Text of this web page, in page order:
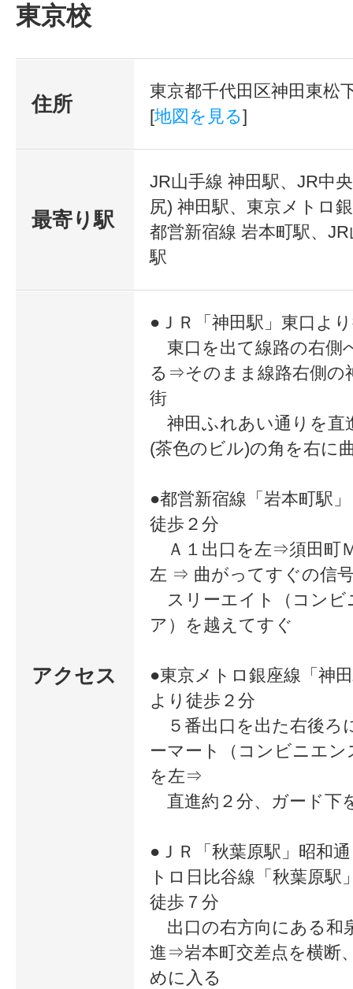
【まずはキャリ
たい！」そんな想
ぜひ本校の講座を
通信教育講座だけでも３００数以
わくドキドキするような「こうな
イメージできるはずです。
方や自営業の方はもちろん、休職
婦の方、定年退職した方など幅広
ただいております。「自分は場違
か･･･？」そんな不安は不要です！
実現を全力でサポートいたします
ンジしましょう！
<多くの方にお選びいただいてい
日本マンパワーは、1999年に日本
初のキャリアカウンセラー養成講
座を開講した、この分野のパイオ
ニアとして、2020年2月現在、累
計受講者数は40,000名を超える多
いただいているキャリアコンサル
<最前線の知識を有し、教授法トレ
だ経験豊富な講師陣>
日本マンパワーでは、全ての通学
東京校
住所
東京都千代田区神田東松
[地図を見る]
最寄り駅
JR山手線 神田駅、JR中
尻) 神田駅、東京メトロ
都営新宿線 岩本町駅、
駅
アクセス
●ＪＲ「神田駅」東口よ
東口を出て線路の右側
る⇒そのまま線路右側の
街
神田ふれあい通りを
(茶色のビル)の角を右に
●都営新宿線「岩本町駅
徒歩２分
Ａ１出口を左⇒須田町
左 ⇒ 曲がってすぐの信
スリーエイト（コンビ
ア）を越えてすぐ
●東京メトロ銀座線「神
より徒歩２分
５番出口を出た右後ろ
ーマート（コンビニエ
を左⇒
直進約２分、ガード下
●ＪＲ「秋葉原駅」昭和
トロ日比谷線「秋葉原駅
徒歩７分
出口の右方向にある和
進⇒岩本町交差点を横断
めに入る